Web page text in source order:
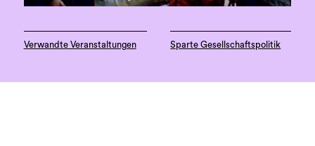
Verwandte Veranstaltungen Sparte Gesellschaftspolitik